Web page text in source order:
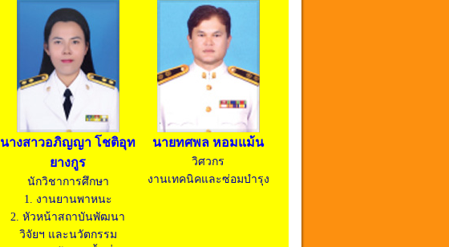
นางสาวอภิญญา โชติอุท
ยางกูร
นักวิชาการศึกษา
1. งานยานพาหนะ
2. หัวหน้าสถาบันพัฒนา
วิจัยฯ และนวัตกรรม
นายทศพล หอมแม้น
วิศวกร
งานเทคนิคและซ่อมบำรุง